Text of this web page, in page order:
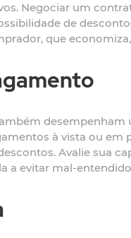
Negociar um
de
que
à vista ou
Avalie sua
a evitar mal-